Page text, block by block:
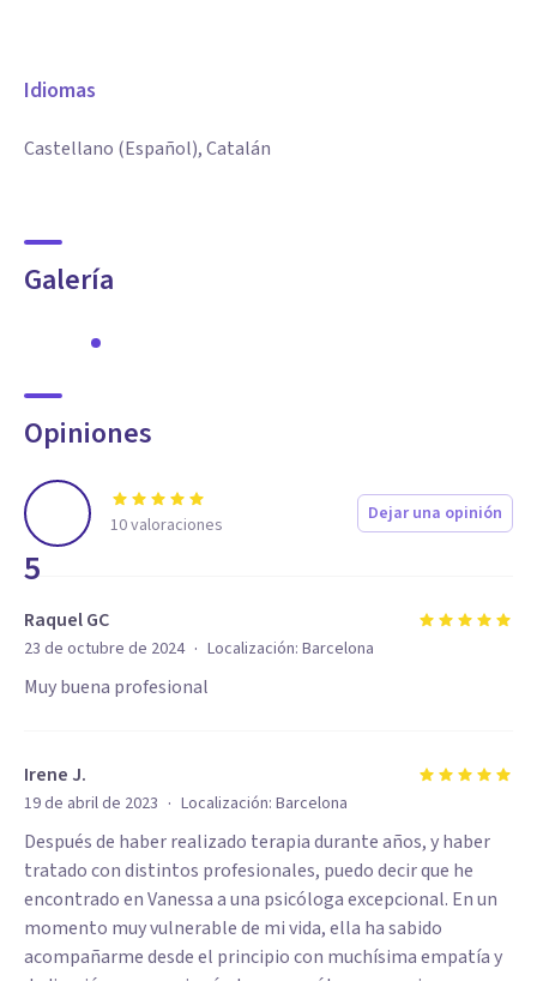
Idiomas
Castellano (Español), Catalán
Galería
Opiniones
5
10valoraciones Dejar una opinión
Raquel GC
23 de octubre de 2024 · Localización: Barcelona
Muy buena profesional
Irene J.
19 de abril de 2023 · Localización: Barcelona
Después de haber realizado terapia durante años, y haber
tratado con distintos profesionales, puedo decir que he
encontrado en Vanessa a una psicóloga excepcional. En un
momento muy vulnerable de mi vida, ella ha sabido
acompañarme desde el principio con muchísima empatía y